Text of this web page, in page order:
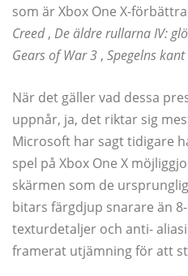
som är Xbox One X-
Creed, De äldre rullarna IV:
Gears of War 3 , Spegelns kant
När det gäller vad dessa
uppnår, ja, det riktar sig
Microsoft har sagt tidigare
spel på Xbox One X
skärmen som de
bitars färgdjup snarare än
texturdetaljer och anti-
framerat utjämning för att